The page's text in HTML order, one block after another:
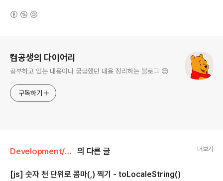
컴공생의 다이어리
공부하고 있는 내용이나 궁금했던 내용 정리하는 블로그 😊
구독하기
Development/Node.js & JavaScript 의 다른 글 더보기
[js] 숫자 천 단위로 콤마(,) 찍기 - toLocaleString()